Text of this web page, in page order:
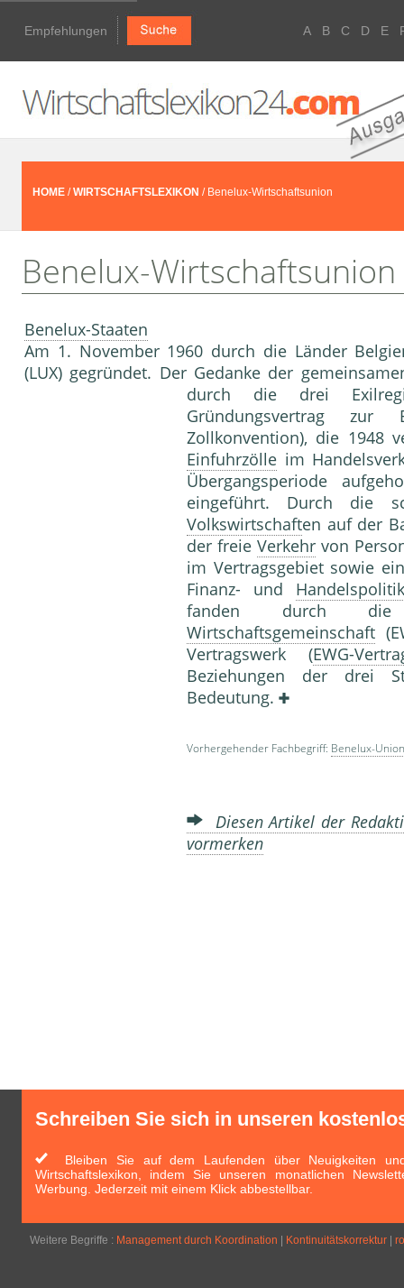
Empfehlungen A B C D E
HOME /WIRTSCHAFTSLEXIKON / Benelux-Wirtschaftsunion
Benelux-Wirtschaftsunion
Benelux-Staaten
Am 1. November 1960 durch die Länder
(LUX) gegründet. Der Gedanke der
durch die drei
Gründungsvertrag
Zollkonvention), die 1948
Einfuhrzölle im
Übergangsperiode
eingeführt. Durch die
Volkswirtschaften auf der
der freie Verkehr von
im Vertragsgebiet sowie
Finanz- und Handelspolitik
fanden durch
Wirtschaftsgemeinschaft
Vertragswerk (EWG-
Beziehungen der drei
Bedeutung.
Vorhergehender Fachbegriff: Benelux-Union
Diesen Artikel der
vormerken
Schreiben Sie sich in unseren
Bleiben Sie auf dem Laufenden über Neuigkeiten
Wirtschaftslexikon, indem Sie unseren monatlichen
Werbung. Jederzeit mit einem Klick abbestellbar.
Weitere Begriffe : Management durch Koordination Kontinuitätskorrektur